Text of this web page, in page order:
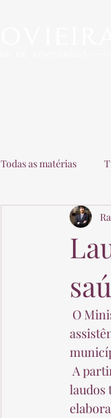
Todas as matérias
Recuperação de
laudos